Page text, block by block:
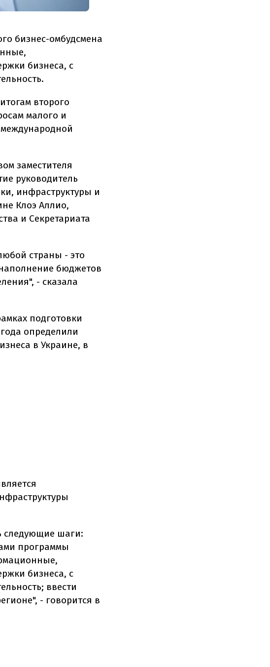
бизнес-омбудсмена
бизнеса, с
второго
малого и
заместителя
руководитель
инфраструктуры и
Клоэ Аллио,
и Секретариата
страны - это
бюджетов
- сказала
подготовки
определили
в Украине, в
следующие шаги:
программы
бизнеса, с
ввести
- говорится в